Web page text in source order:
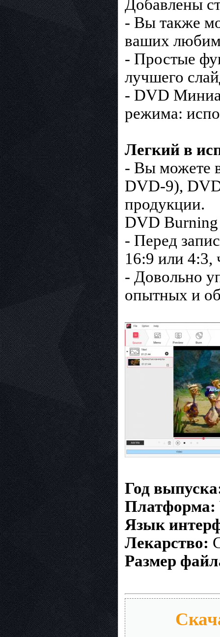
Добавлены
- Вы также
ваших
- Простые
лучшего
- DVD
режима:
Легкий в
- Вы можете
DVD-9),
продукции.
DVD Burning
- Перед
16:9 или 4:3,
- Довольно
опытных и
Год
Платформа:
Язык
Лекарство:
Размер